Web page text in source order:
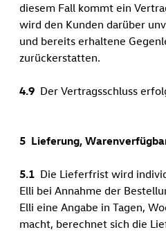
diesem Fall kommt ein
wird den Kunden darüber
und bereits erhaltene
zurückerstatten.
4.9 Der Vertragsschluss
5 Lieferung,
5.1 Die Lieferfrist wird
Elli bei Annahme der
Elli eine Angabe in Tagen,
macht, berechnet sich die